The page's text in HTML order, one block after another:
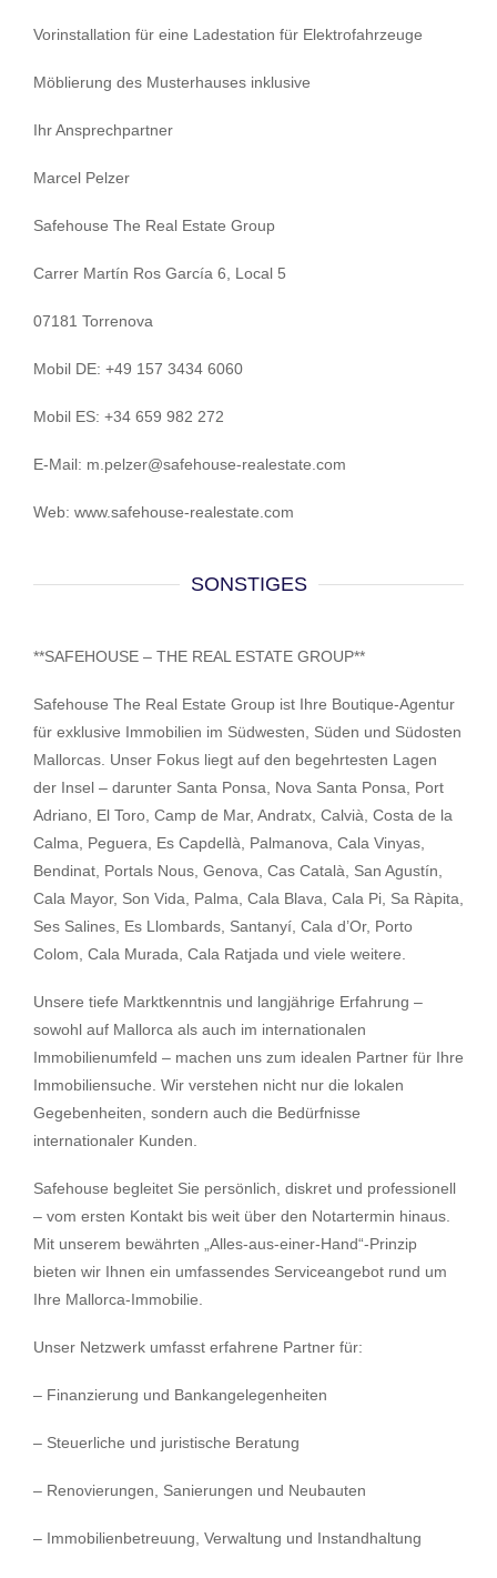
Vorinstallation für eine Ladestation für Elektrofahrzeuge
Möblierung des Musterhauses inklusive
Ihr Ansprechpartner
Marcel Pelzer
Safehouse The Real Estate Group
Carrer Martín Ros García 6, Local 5
07181 Torrenova
Mobil DE: +49 157 3434 6060
Mobil ES: +34 659 982 272
E-Mail: m.pelzer@safehouse-realestate.com
Web: www.safehouse-realestate.com
SONSTIGES
**SAFEHOUSE – THE REAL ESTATE GROUP**
Safehouse The Real Estate Group ist Ihre Boutique-Agentur
für exklusive Immobilien im Südwesten, Süden und Südosten
Mallorcas. Unser Fokus liegt auf den begehrtesten Lagen
der Insel – darunter Santa Ponsa, Nova Santa Ponsa, Port
Adriano, El Toro, Camp de Mar, Andratx, Calvià, Costa de la
Calma, Peguera, Es Capdellà, Palmanova, Cala Vinyas,
Bendinat, Portals Nous, Genova, Cas Català, San Agustín,
Cala Mayor, Son Vida, Palma, Cala Blava, Cala Pi, Sa Ràpita,
Ses Salines, Es Llombards, Santanyí, Cala d’Or, Porto
Colom, Cala Murada, Cala Ratjada und viele weitere.
Unsere tiefe Marktkenntnis und langjährige Erfahrung –
sowohl auf Mallorca als auch im internationalen
Immobilienumfeld – machen uns zum idealen Partner für Ihre
Immobiliensuche. Wir verstehen nicht nur die lokalen
Gegebenheiten, sondern auch die Bedürfnisse
internationaler Kunden.
Safehouse begleitet Sie persönlich, diskret und professionell
– vom ersten Kontakt bis weit über den Notartermin hinaus.
Mit unserem bewährten „Alles-aus-einer-Hand“-Prinzip
bieten wir Ihnen ein umfassendes Serviceangebot rund um
Ihre Mallorca-Immobilie.
Unser Netzwerk umfasst erfahrene Partner für:
– Finanzierung und Bankangelegenheiten
– Steuerliche und juristische Beratung
– Renovierungen, Sanierungen und Neubauten
– Immobilienbetreuung, Verwaltung und Instandhaltung